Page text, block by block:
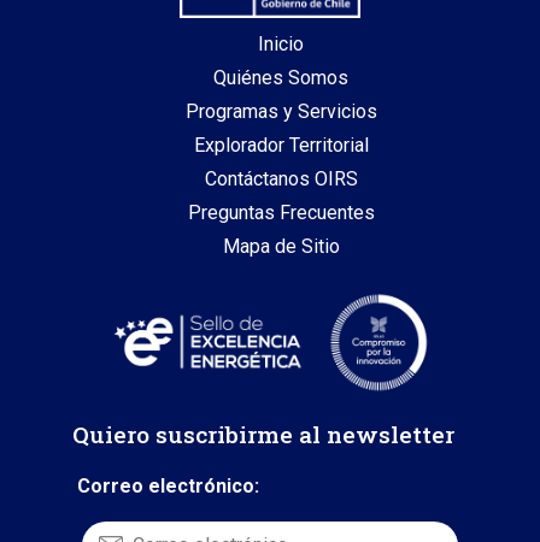
Inicio
Quiénes Somos
Programas y Servicios
Explorador Territorial
Contáctanos OIRS
Preguntas Frecuentes
Mapa de Sitio
Quiero suscribirme al newsletter
Correo electrónico: